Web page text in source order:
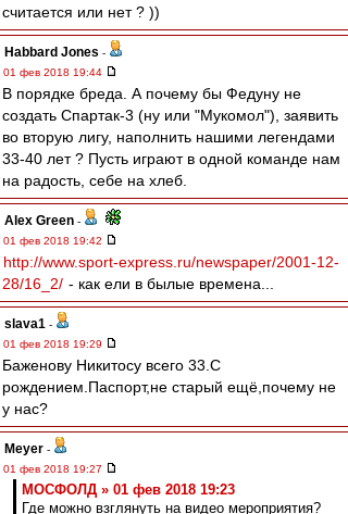
считается или нет ? ))
Habbard Jones -
01 фев 2018 19:44
В порядке бреда. А почему бы Федуну не
создать Спартак-3 (ну или "Мукомол"), заявить
во вторую лигу, наполнить нашими легендами
33-40 лет ? Пусть играют в одной команде нам
на радость, себе на хлеб.
Alex Green -
01 фев 2018 19:42
http://www.sport-express.ru/newspaper/2001-12-
28/16_2/ - как ели в былые времена...
slava1 -
01 фев 2018 19:29
Баженову Никитосу всего 33.С
рождением.Паспорт,не старый ещё,почему не
у нас?
Meyer -
01 фев 2018 19:27
МОСФОЛД » 01 фев 2018 19:23
Где можно взглянуть на видео мероприятия?